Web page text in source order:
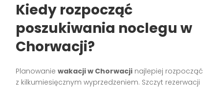
Kiedy rozpocząć
poszukiwania noclegu w
Chorwacji?
Planowaniewakacji w Chorwacji najlepiej rozpocząć
z kilkumiesięcznym wyprzedzeniem. Szczyt rezerwacji